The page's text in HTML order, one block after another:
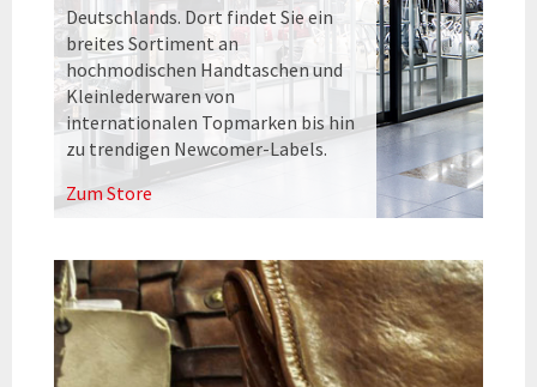
Deutschlands. Dort findet Sie ein
breites Sortiment an
hochmodischen Handtaschen und
Kleinlederwaren von
internationalen Topmarken bis hin
zu trendigen Newcomer-Labels.
Zum Store